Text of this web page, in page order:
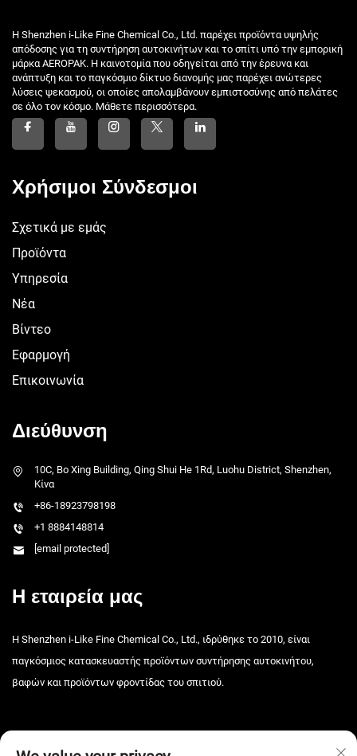
Η Shenzhen i-Like Fine Chemical Co., Ltd. παρέχει προϊόντα υψηλής
απόδοσης για τη συντήρηση αυτοκινήτων και το σπίτι υπό την εμπορική
μάρκα AEROPAK. Η καινοτομία που οδηγείται από την έρευνα και
ανάπτυξη και το παγκόσμιο δίκτυο διανομής μας παρέχει ανώτερες
λύσεις ψεκασμού, οι οποίες απολαμβάνουν εμπιστοσύνης από πελάτες
σε όλο τον κόσμο. Μάθετε περισσότερα.
Χρήσιμοι Σύνδεσμοι
Σχετικά με εμάς
Προϊόντα
Υπηρεσία
Νέα
Βίντεο
Εφαρμογή
Επικοινωνία
Διεύθυνση
10C, Bo Xing Building, Qing Shui He 1Rd, Luohu District, Shenzhen,
Κίνα
+86-18923798198
+1 8884148814
[email protected]
Η εταιρεία μας
Η Shenzhen i-Like Fine Chemical Co., Ltd., ιδρύθηκε το 2010, είναι
παγκόσμιος κατασκευαστής προϊόντων συντήρησης αυτοκινήτου,
βαφών και προϊόντων φροντίδας του σπιτιού.